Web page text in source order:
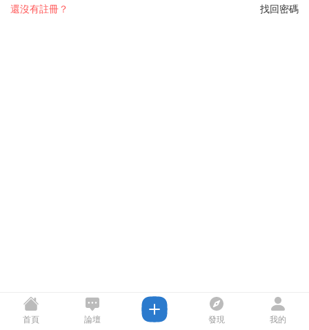
找回密碼
還沒有註冊？
首頁 論壇 發現 我的